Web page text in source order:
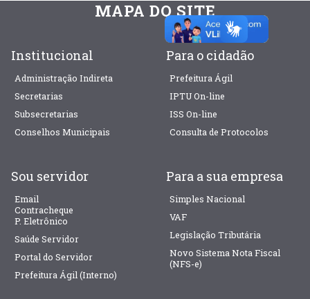
MAPA DO SITE
Institucional
Administração Indireta
Secretarias
Subsecretarias
Conselhos Municipais
Para o cidadão
Prefeitura Ágil
IPTU On-line
ISS On-line
Consulta de Protocolos
Sou servidor
Email
Contracheque
P. Eletrônico
Saúde Servidor
Portal do Servidor
Prefeitura Ágil (Interno)
Para a sua empresa
Simples Nacional
VAF
Legislação Tributária
Novo Sistema Nota Fiscal
(NFS-e)